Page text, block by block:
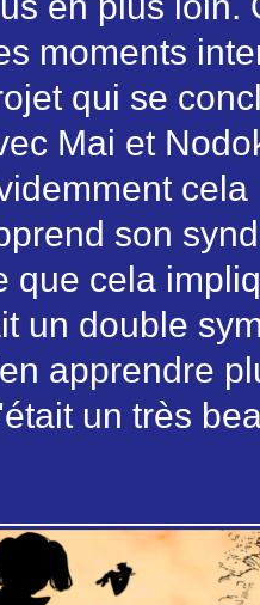
moments
qui se
Mai et
son
que cela
un double
apprendre
un très